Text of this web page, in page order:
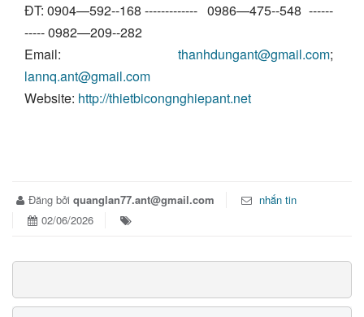
ĐT: 0904—592--168 ------------- 0986—475--548 ------
----- 0982—209--282
Email: thanhdungant@gmail.com;
lannq.ant@gmail.com
Website: http://thietbicongnghiepant.net
Đăng bởi quanglan77.ant@gmail.com
nhắn tin
02/06/2026